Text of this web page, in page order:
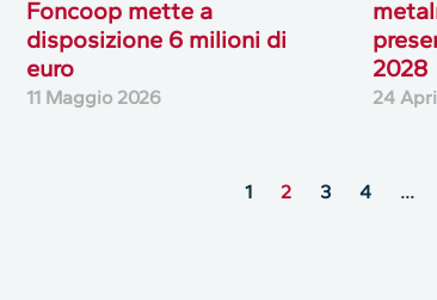
Foncoop mette a
disposizione 6 milioni di
euro
11 Maggio 2026
2028
24
1 2 3 4 …